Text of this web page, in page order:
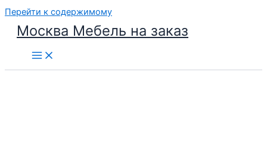
Перейти к содержимому
Москва Мебель на заказ